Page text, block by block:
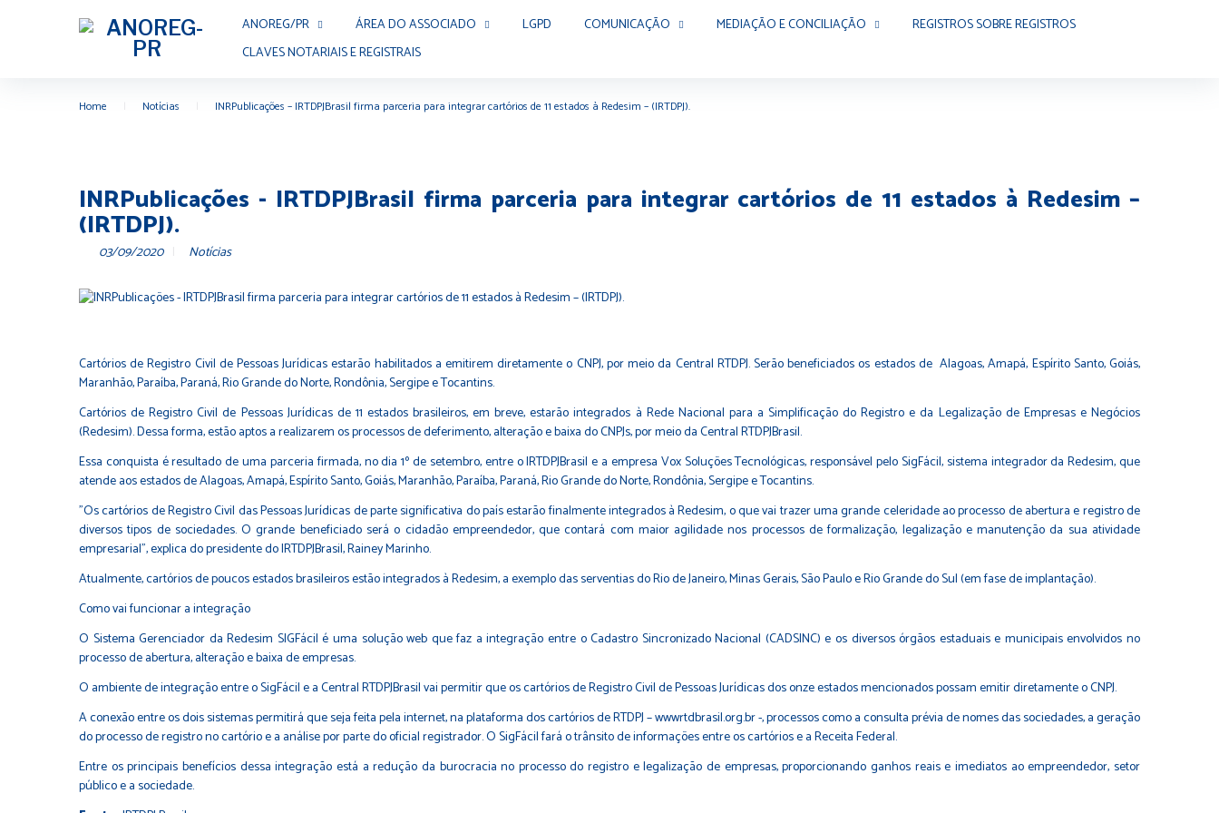
ANOREG/PR ÁREA DO ASSOCIADO LGPD COMUNICAÇÃO MEDIAÇÃO E CONCILIAÇÃO
REGISTROS SOBRE REGISTROS
CLAVES NOTARIAIS E REGISTRAIS
Home Notícias INRPublicações – IRTDPJBrasil firma parceria para integrar cartórios de 11 estados à Redesim – (IRTDPJ).
INRPublicações - IRTDPJBrasil firma parceria para integrar cartórios de 11 estados à Redesim –
(IRTDPJ).
03/09/2020 Notícias
Cartórios de Registro Civil de Pessoas Jurídicas estarão habilitados a emitirem diretamente o CNPJ, por meio da Central RTDPJ. Serão beneficiados os estados de Alagoas, Amapá, Espírito Santo, Goiás,
Maranhão, Paraíba, Paraná, Rio Grande do Norte, Rondônia, Sergipe e Tocantins.
Cartórios de Registro Civil de Pessoas Jurídicas de 11 estados brasileiros, em breve, estarão integrados à Rede Nacional para a Simplificação do Registro e da Legalização de Empresas e Negócios
(Redesim). Dessa forma, estão aptos a realizarem os processos de deferimento, alteração e baixa do CNPJs, por meio da Central RTDPJBrasil.
Essa conquista é resultado de uma parceria firmada, no dia 1º de setembro, entre o IRTDPJBrasil e a empresa Vox Soluções Tecnológicas, responsável pelo SigFácil, sistema integrador da Redesim, que
atende aos estados de Alagoas, Amapá, Espírito Santo, Goiás, Maranhão, Paraíba, Paraná, Rio Grande do Norte, Rondônia, Sergipe e Tocantins.
"Os cartórios de Registro Civil das Pessoas Jurídicas de parte significativa do país estarão finalmente integrados à Redesim, o que vai trazer uma grande celeridade ao processo de abertura e registro de
diversos tipos de sociedades. O grande beneficiado será o cidadão empreendedor, que contará com maior agilidade nos processos de formalização, legalização e manutenção da sua atividade
empresarial", explica do presidente do IRTDPJBrasil, Rainey Marinho.
Atualmente, cartórios de poucos estados brasileiros estão integrados à Redesim, a exemplo das serventias do Rio de Janeiro, Minas Gerais, São Paulo e Rio Grande do Sul (em fase de implantação).
Como vai funcionar a integração
O Sistema Gerenciador da Redesim SIGFácil é uma solução web que faz a integração entre o Cadastro Sincronizado Nacional (CADSINC) e os diversos órgãos estaduais e municipais envolvidos no
processo de abertura, alteração e baixa de empresas.
O ambiente de integração entre o SigFácil e a Central RTDPJBrasil vai permitir que os cartórios de Registro Civil de Pessoas Jurídicas dos onze estados mencionados possam emitir diretamente o CNPJ.
A conexão entre os dois sistemas permitirá que seja feita pela internet, na plataforma dos cartórios de RTDPJ –wwwrtdbrasil.org.br-, processos como a consulta prévia de nomes das sociedades, a geração
do processo de registro no cartório e a análise por parte do oficial registrador. O SigFácil fará o trânsito de informações entre os cartórios e a Receita Federal.
Entre os principais benefícios dessa integração está a redução da burocracia no processo do registro e legalização de empresas, proporcionando ganhos reais e imediatos ao empreendedor, setor
público e a sociedade.